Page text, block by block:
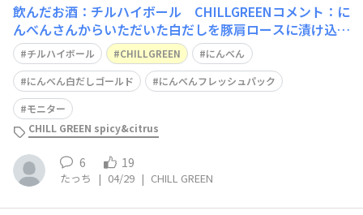
飲んだお酒：チルハイボール CHILLGREENコメント：に
んべんさんからいただいた白だしを豚肩ロースに漬け込ん
で焼いたお肉ににんべんさんの鰹節をかけたもの 新たま
の甘酢漬け ミニトマト をあてに飲みました口に広がる
柑橘の香り あとからくるスパイスふんわりした炭酸 上
品なハイボールとても美味しいです
チルハイボール CHILLGREEN
にんべん
にんべん白だしゴールド
にんべんフレッシュパック
モニター
CHILL GREEN spicy&citrus
6 19
たっち | 04/29 | CHILL GREEN